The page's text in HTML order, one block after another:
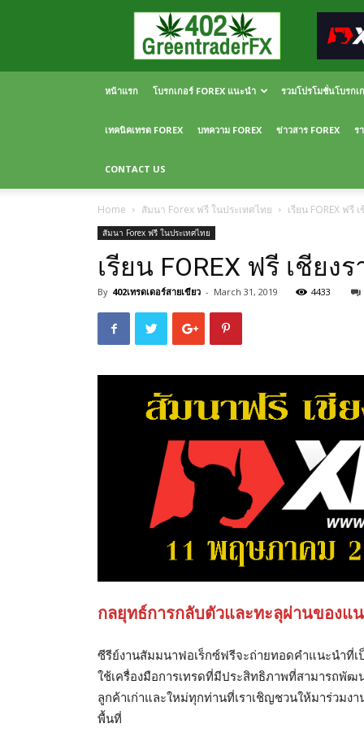
Greentraderfx
ความ
FOREX
เปิด
หน้าแรก โบรกเกอร์ FOREX แนะนำ รวมโปรโมชั่นโบรกเ
เทคนิคเทรด FOREX บทความ FOREX ข่าวสาร FOREX ร
CONTACT US
Home สัมนา Forex ฟรี ในประเทศไทย เรียน FOREX ฟรี
สัมนา Forex ฟรี ในประเทศไทย
เรียน FOREX ฟรี เชีย
By 402เทรดเดอร์สายเขียว - March 31, 2019 4433
กลยุทธ์การกลับตัวและทะลุผ่านของแ
ซีรีย์งานสัมมนาฟอเร็กซ์ฟรีจะถ่ายทอดคำแนะนำที่เ
ใช้เครื่องมือการเทรดที่มีประสิทธิภาพที่สามารถพัฒ
ลูกค้าเก่าและใหม่ทุกท่านที่เราเชิญชวนให้มาร่วมง
พื้นที่